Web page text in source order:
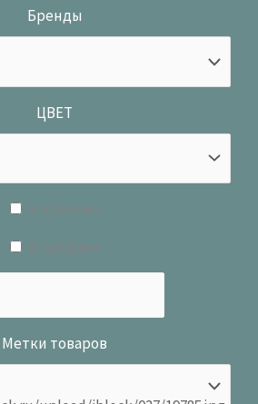
Бренды
ЦВЕТ
Метки товаров